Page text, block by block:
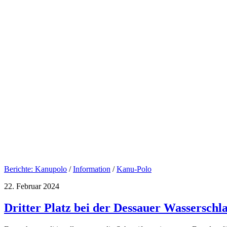
Berichte: Kanupolo /Information /Kanu-Polo
22. Februar 2024
Dritter Platz bei der Dessauer